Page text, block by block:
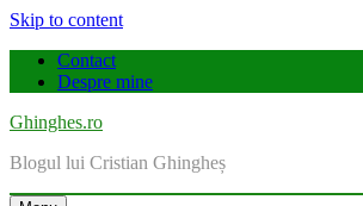
Skip to content
Contact
Despre mine
Ghinghes.ro
Blogul lui Cristian Ghingheș